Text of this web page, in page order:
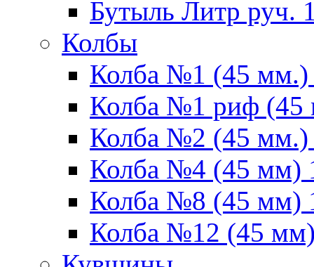
Бутыль Литр руч.
Колбы
Колба №1 (45 мм.)
Колба №1 риф (45
Колба №2 (45 мм.)
Колба №4 (45 мм)
Колба №8 (45 мм)
Колба №12 (45